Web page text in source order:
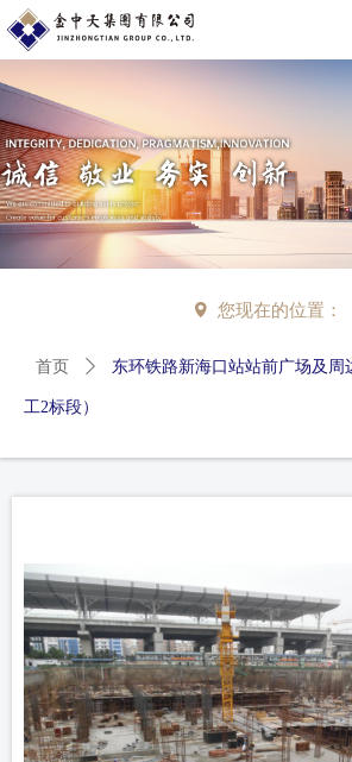
넹 您现在的位置：
首页 ꄲ 东环铁路新海口站站前广场及周
工2标段）